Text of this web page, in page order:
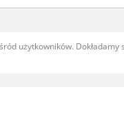
użytkowników. Dokładamy